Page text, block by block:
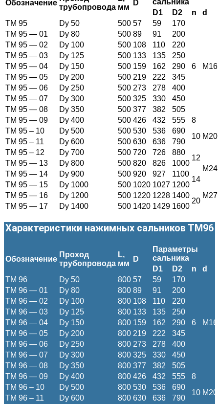
Обозначение
трубопровода мм
D
сальника
D1
D2 n
d
ТМ 95
Dy 50 500 57 59 170
6 M16
ТМ 95 — 01 Dy 80 500 89 91
200
ТМ 95 — 02
Dy 100 500 108 110
220
ТМ 95 — 03
Dy 125 500 133 135
250
ТМ 95 — 04
Dy 150 500 159 162
290
ТМ 95 — 05
Dy 200 500 219 222
345
ТМ 95 — 06
Dy 250 500 273 278
400
ТМ 95 — 07
Dy 300 500 325 330
450
ТМ 95 — 08
Dy 350 500 377 382
505
ТМ 95 — 09
Dy 400 500 426 432 555
8
M20
ТМ 95 – 10 Dy 500 500 530 536 690
10
ТМ 95 – 11 Dy 600 500 630 636
790
ТМ 95 – 12
Dy 700 500 720 726 880
12
ТМ 95 — 13 Dy 800 500 820 826 1000
M24
ТМ 95 — 14 Dy 900 500 920 927 1100
14
ТМ 95 — 15 Dy 1000 500 1020 1027 1200
M27
ТМ 95 — 16 Dy 1200 500 1220 1228 1400
20
ТМ 95 — 17 Dy 1400 500 1420 1429 1600
Характеристики нажимных сальников ТМ96
Обозначение
Проход
трубопровода
L,
мм
D
Параметры
сальника
D1
D2 n
d
ТМ 96
Dy 50 800 57 59 170
6 M16
ТМ 96 — 01 Dy 80 800 89 91
200
ТМ 96 — 02
Dy 100 800 108 110
220
ТМ 96 — 03
Dy 125 800 133 135
250
ТМ 96 — 04
Dy 150 800 159 162
290
ТМ 96 — 05
Dy 200 800 219 222
345
ТМ 96 — 06
Dy 250 800 273 278
400
ТМ 96 — 07
Dy 300 800 325 330
450
ТМ 96 — 08
Dy 350 800 377 382
505
ТМ 96 — 09
Dy 400 800 426 432 555
8
M20
ТМ 96 – 10 Dy 500 800 530 536 690
10
ТМ 96 – 11 Dy 600 800 630 636
790